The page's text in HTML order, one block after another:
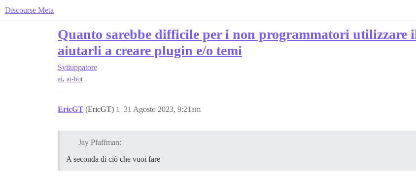
Discourse Meta
Quanto sarebbe difficile per i non programmatori utilizzare
aiutarli a creare plugin e/o temi
Sviluppatore
ai, ai-bot
EricGT (EricGT) 31 Agosto 2023, 9:21am
1
Jay Pfaffman:
A seconda di ciò che vuoi fare